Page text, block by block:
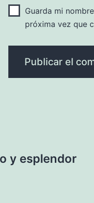
Guarda mi
próxima vez que
y esplendor